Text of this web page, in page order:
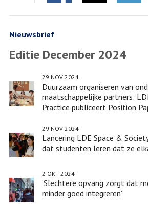
Nieuwsbrief
Editie December 2024
Duurzaam organiseren van
maatschappelijke partners:
Practice publiceert Position
29 NOV 2024
Lancering LDE Space &
dat studenten leren dat ze
29 NOV 2024
‘Slechtere opvang zorgt dat
minder goed integreren’
2 OKT 2024